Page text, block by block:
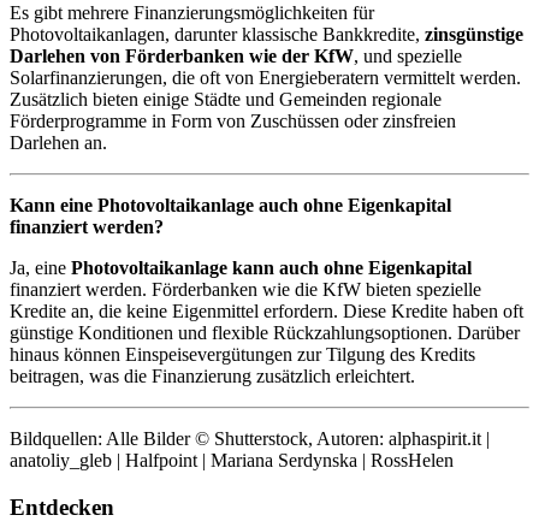
Es gibt mehrere Finanzierungsmöglichkeiten für
Photovoltaikanlagen, darunter klassische Bankkredite, zinsgünstige
Darlehen von Förderbanken wie der KfW, und spezielle
Solarfinanzierungen, die oft von Energieberatern vermittelt werden.
Zusätzlich bieten einige Städte und Gemeinden regionale
Förderprogramme in Form von Zuschüssen oder zinsfreien
Darlehen an.
Kann eine Photovoltaikanlage auch ohne Eigenkapital
finanziert werden?
Ja, eine Photovoltaikanlage kann auch ohne Eigenkapital
finanziert werden. Förderbanken wie die KfW bieten spezielle
Kredite an, die keine Eigenmittel erfordern. Diese Kredite haben oft
günstige Konditionen und flexible Rückzahlungsoptionen. Darüber
hinaus können Einspeisevergütungen zur Tilgung des Kredits
beitragen, was die Finanzierung zusätzlich erleichtert.
Bildquellen: Alle Bilder © Shutterstock, Autoren: alphaspirit.it |
anatoliy_gleb | Halfpoint | Mariana Serdynska | RossHelen
Entdecken